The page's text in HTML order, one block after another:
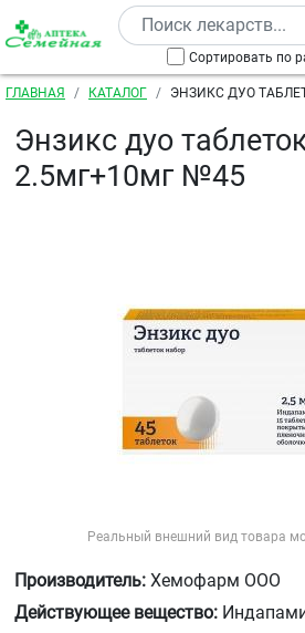
Перейти к основному содержанию
Сортировать по
Строка навигации
ГЛАВНАЯ КАТАЛОГ ЭНЗИКС ДУО
Энзикс дуо
2.5мг+10мг №45
Реальный внешний вид товара
Производитель: Хемофарм ООО
Действующее вещество: